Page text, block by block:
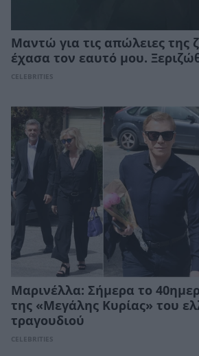
Μαντώ για τις απώλειες της
έχασα τον εαυτό μου.
CELEBRITIES
Μαρινέλλα: Σήμερα το
της «Μεγάλης Κυρίας» του
τραγουδιού
CELEBRITIES